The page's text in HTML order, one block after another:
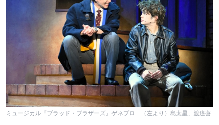
ミュージカル『ブラッド・ブラザーズ』ゲネプロ （左より）島太星、渡邉蒼